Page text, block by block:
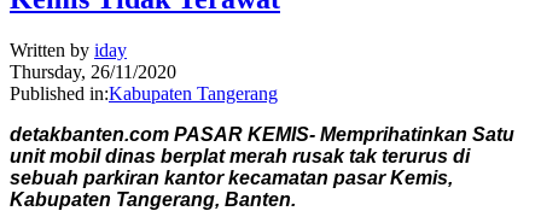
Written by iday
Thursday, 26/11/2020
Published in:Kabupaten Tangerang
detakbanten.com PASAR KEMIS- Memprihatinkan Satu
unit mobil dinas berplat merah rusak tak terurus di
sebuah parkiran kantor kecamatan pasar Kemis,
Kabupaten Tangerang, Banten.